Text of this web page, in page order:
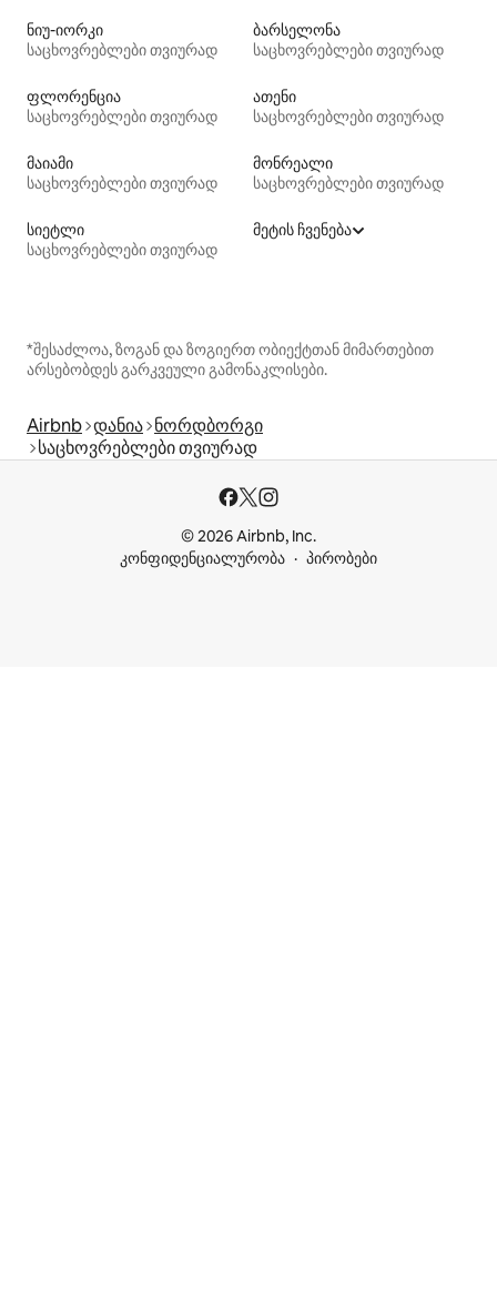
ნიუ-იორკი
საცხოვრებლები თვიურად
ბარსელონა
საცხოვრებლები თვიურად
ფლორენცია
საცხოვრებლები თვიურად
ათენი
საცხოვრებლები თვიურად
მაიამი
საცხოვრებლები თვიურად
მონრეალი
საცხოვრებლები თვიურად
სიეტლი
საცხოვრებლები თვიურად
მეტის ჩვენება
*შესაძლოა, ზოგან და ზოგიერთ ობიექტთან მიმართებით
არსებობდეს გარკვეული გამონაკლისები.
Airbnb დანია ნორდბორგი
საცხოვრებლები თვიურად
© 2026 Airbnb, Inc.
კონფიდენციალურობა
პირობები